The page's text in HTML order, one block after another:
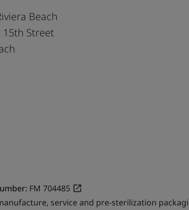
Beach
15th Street
FM 704485
service and pre-sterilization